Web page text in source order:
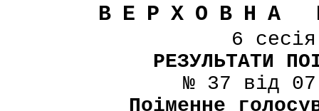
ВЕРХОВНА
6
РЕЗУЛЬТАТИ
№ 37 від
Поіменне